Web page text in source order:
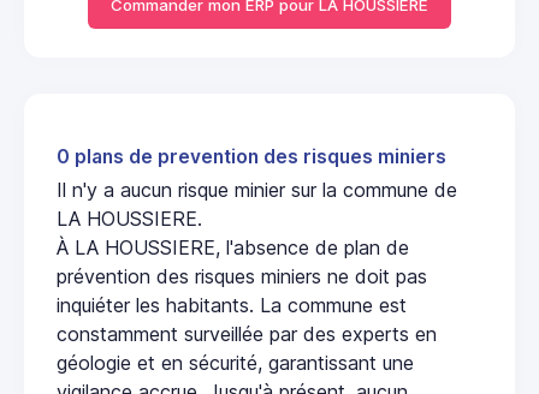
Commander mon ERP pour LA HOUSSIERE
0 plans de prevention des risques miniers
Il n'y a aucun risque minier sur la commune de
LA HOUSSIERE.
À LA HOUSSIERE, l'absence de plan de
prévention des risques miniers ne doit pas
inquiéter les habitants. La commune est
constamment surveillée par des experts en
géologie et en sécurité, garantissant une